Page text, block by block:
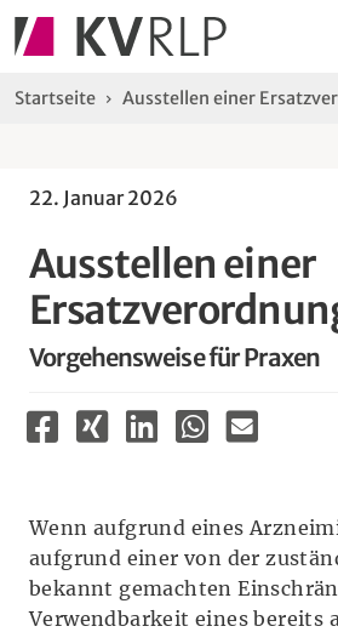
Sie sind hier:
Startseite Ausstellen einer
22. Januar 2026
Ausstellen einer
Vorgehensweise für Praxen
Wenn aufgrund eines
aufgrund einer von der
bekannt gemachten
Verwendbarkeit eines bereits